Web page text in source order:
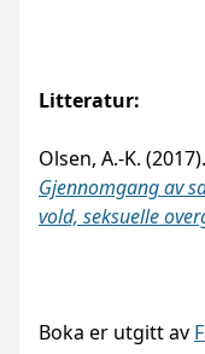
Litteratur:
Olsen, A.-K. (2017).
Gjennomgang av
vold, seksuelle
Boka er utgitt av